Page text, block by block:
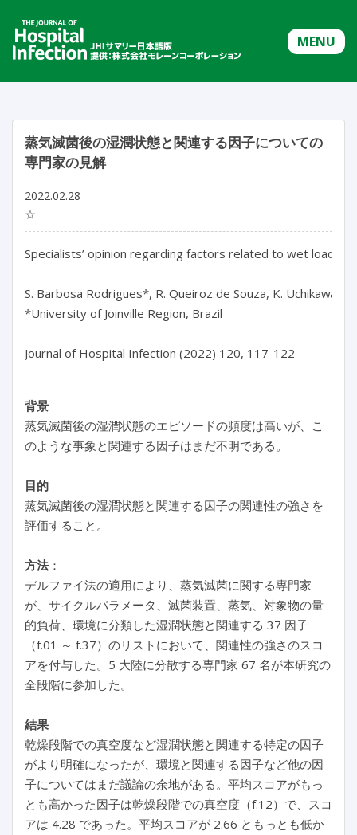
MENU
蒸気滅菌後の湿潤状態と関連する因子についての
専門家の見解
2022.02.28
☆
Specialists’ opinion regarding factors related to wet loads
S. Barbosa Rodrigues*, R. Queiroz de Souza, K. Uchikawa
*University of Joinville Region, Brazil
Journal of Hospital Infection (2022) 120, 117-122
背景
蒸気滅菌後の湿潤状態のエピソードの頻度は高いが、こ
のような事象と関連する因子はまだ不明である。
目的
蒸気滅菌後の湿潤状態と関連する因子の関連性の強さを
評価すること。
方法：
デルファイ法の適用により、蒸気滅菌に関する専門家
が、サイクルパラメータ、滅菌装置、蒸気、対象物の量
的負荷、環境に分類した湿潤状態と関連する 37 因子
（f.01 ～ f.37）のリストにおいて、関連性の強さのスコ
アを付与した。5 大陸に分散する専門家 67 名が本研究の
全段階に参加した。
結果
乾燥段階での真空度など湿潤状態と関連する特定の因子
がより明確になったが、環境と関連する因子など他の因
子についてはまだ議論の余地がある。平均スコアがもっ
とも高かった因子は乾燥段階での真空度（f.12）で、スコ
アは 4.28 であった。平均スコアが 2.66 ともっとも低か